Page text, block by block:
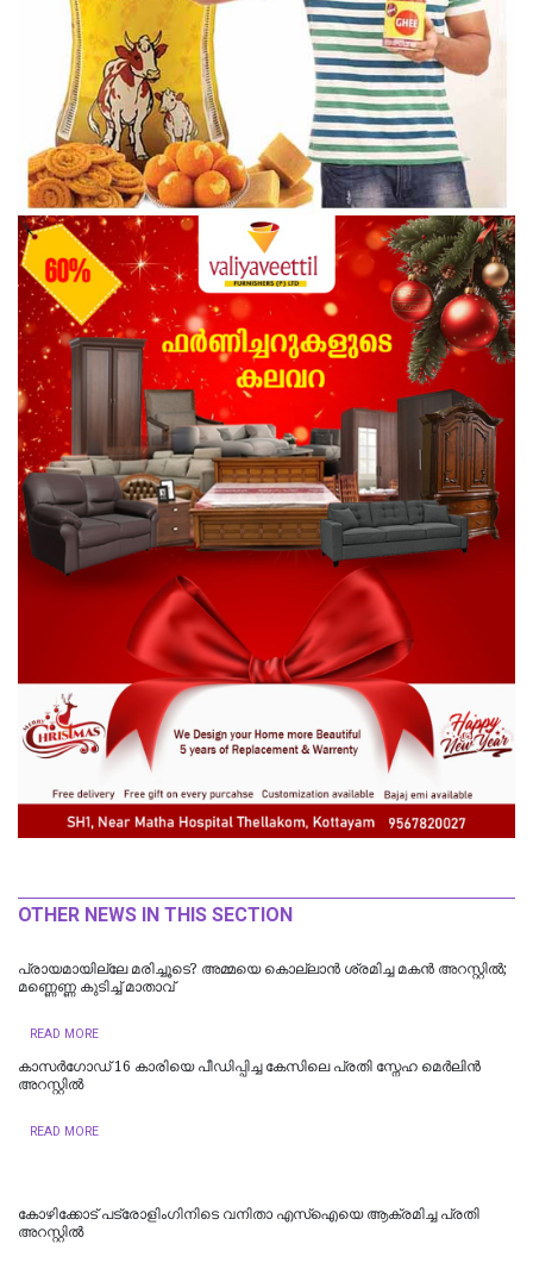
OTHER NEWS IN THIS SECTION
പ്രായമായില്ലേ മരിച്ചൂടെ? അമ്മയെ കൊല്ലാൻ ശ്രമിച്ച മകൻ അറസ്റ്റിൽ;
മണ്ണെണ്ണ കുടിച്ച് മാതാവ്
READ MORE
കാസർഗോഡ് 16 കാരിയെ പീഡിപ്പിച്ച കേസിലെ പ്രതി സ്നേഹ മെർലിൻ
അറസ്റ്റിൽ
READ MORE
കോഴിക്കോട് പട്രോളിംഗിനിടെ വനിതാ എസ്ഐയെ ആക്രമിച്ച പ്രതി
അറസ്റ്റിൽ